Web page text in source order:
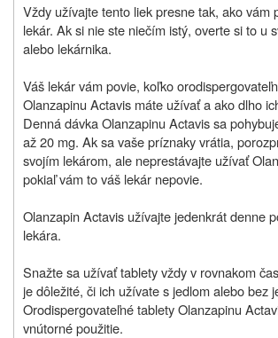
Vždy užívajte tento liek presne tak, ako vám
lekár. Ak si nie ste niečím istý, overte si to u
alebo lekárnika.
Váš lekár vám povie, koľko
Olanzapinu Actavis máte užívať a ako dlho
Denná dávka Olanzapinu Actavis sa
až 20 mg. Ak sa vaše príznaky vrátia,
svojím lekárom, ale neprestávajte užívať
pokiaľ vám to váš lekár nepovie.
Olanzapin Actavis užívajte jedenkrát denne
lekára.
Snažte sa užívať tablety vždy v rovnakom
je dôležité, či ich užívate s jedlom alebo bez
Orodispergovateľné tablety Olanzapinu
vnútorné použitie.